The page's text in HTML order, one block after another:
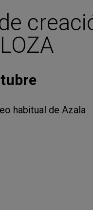
habitual de Azala